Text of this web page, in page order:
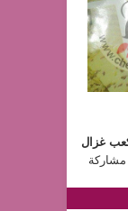
غزال
مشاركة